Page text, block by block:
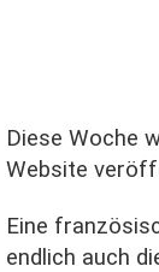
Diese Woche
Website
Eine
endlich auch